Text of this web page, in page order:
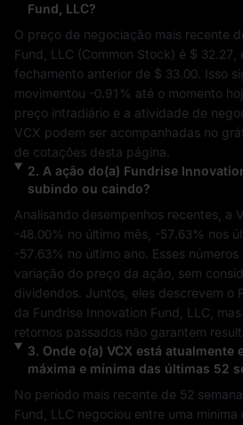
Fund, LLC?
O preço de negociação mais recente
Fund, LLC (Common Stock) é $ 32.27
fechamento anterior de $ 33.00 . Isso
movimentou -0.91% até o momento
VCX podem ser acompanhadas no
de cotações desta página.
2. A ação do(a) Fundrise
subindo ou caindo?
Analisando desempenhos recentes, a
-48.00% no último mês, -57.63%
-57.63% no último ano. Esses
variação do preço da ação, sem
dividendos. Juntos, eles descrevem o
da Fundrise Innovation Fund, LLC ,
retornos passados não garantem
3. Onde o(a) VCX está atualmente
máxima e mínima das últimas 52
No período mais recente de 52
Fund, LLC negociou entre uma mínima